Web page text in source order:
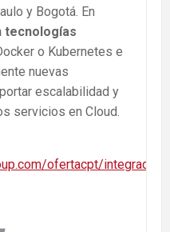
y Bogotá. En
tecnologías
o Kubernetes e
nuevas
escalabilidad y
servicios en Cloud.
ofertacpt/integrador-